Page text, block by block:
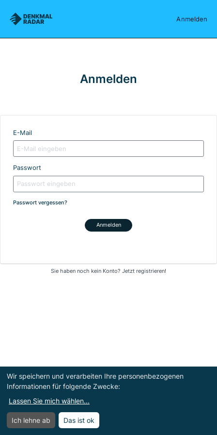
Denkmalradar Anmelden
Menü öffnen
Anmelden
E-Mail
Passwort
Passwort vergessen?
Anmelden
Sie haben noch kein Konto? Jetzt registrieren!
Wir speichern und verarbeiten Ihre personenbezogenen
Informationen für folgende Zwecke:
Lassen Sie mich wählen...
Ich lehne ab Das ist ok